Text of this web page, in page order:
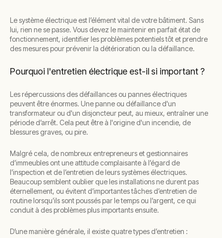
Le système électrique est l’élément vital de votre bâtiment. Sans
lui, rien ne se passe. Vous devez le maintenir en parfait état de
fonctionnement, identifier les problèmes potentiels tôt et prendre
des mesures pour prévenir la détérioration ou la défaillance.
Pourquoi l'entretien électrique est-il si important ?
Les répercussions des défaillances ou pannes électriques
peuvent être énormes. Une panne ou défaillance d'un
transformateur ou d'un disjoncteur peut, au mieux, entraîner une
période d’arrêt. Cela peut être à l'origine d'un incendie, de
blessures graves, ou pire.
Malgré cela, de nombreux entrepreneurs et gestionnaires
d’immeubles ont une attitude complaisante à l’égard de
l’inspection et de l’entretien de leurs systèmes électriques.
Beaucoup semblent oublier que les installations ne durent pas
éternellement, ou évitent d’importantes tâches d’entretien de
routine lorsqu’ils sont poussés par le temps ou l’argent, ce qui
conduit à des problèmes plus importants ensuite.
D’une manière générale, il existe quatre types d’entretien :